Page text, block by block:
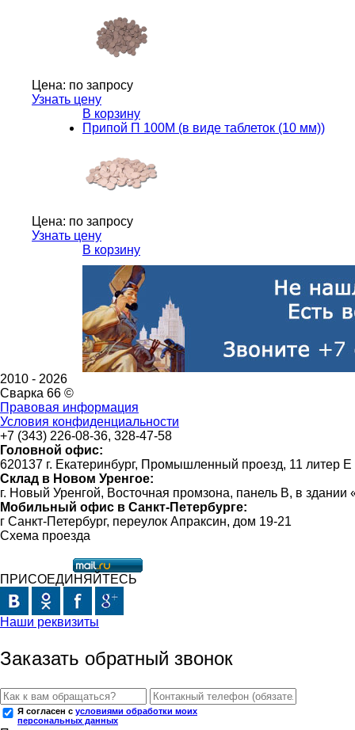
Цена: по запросу
Узнать цену
В корзину
Припой П 100М (в виде таблеток (10 мм))
Цена: по запросу
Узнать цену
В корзину
2010 - 2026
Сварка 66 ©
Правовая информация
Условия конфиденциальности
+7 (343) 226-08-36, 328-47-58
Головной офис:
620137 г. Екатеринбург, Промышленный проезд, 11 литер Е
Склад в Новом Уренгое:
г. Новый Уренгой, Восточная промзона, панель В, в
Мобильный офис в Санкт-Петербурге:
г Санкт-Петербург, переулок Апраксин, дом 19-21
Схема проезда
ПРИСОЕДИНЯЙТЕСЬ
Наши реквизиты
Заказать обратный звонок
Я согласен с условиями обработки моих
персональных данных